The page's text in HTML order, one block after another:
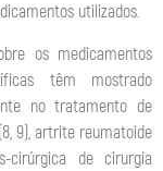
utilizados.
os medicamentos
têm mostrado
no tratamento de
9), artrite reumatoide
cirúrgica de cirurgia